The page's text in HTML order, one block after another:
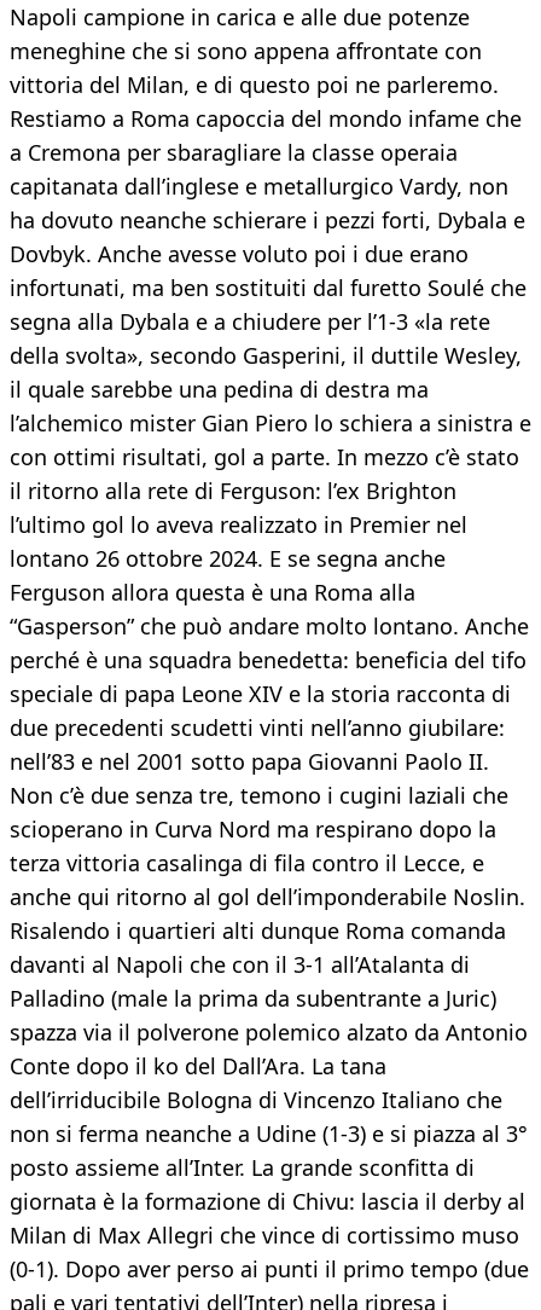
Napoli campione in carica e alle due potenze
meneghine che si sono appena affrontate con
vittoria del Milan, e di questo poi ne parleremo.
Restiamo a Roma capoccia del mondo infame che
a Cremona per sbaragliare la classe operaia
capitanata dall’inglese e metallurgico Vardy, non
ha dovuto neanche schierare i pezzi forti, Dybala e
Dovbyk. Anche avesse voluto poi i due erano
infortunati, ma ben sostituiti dal furetto Soulé che
segna alla Dybala e a chiudere per l’1-3 «la rete
della svolta», secondo Gasperini, il duttile Wesley,
il quale sarebbe una pedina di destra ma
l’alchemico mister Gian Piero lo schiera a sinistra e
con ottimi risultati, gol a parte. In mezzo c’è stato
il ritorno alla rete di Ferguson: l’ex Brighton
l’ultimo gol lo aveva realizzato in Premier nel
lontano 26 ottobre 2024. E se segna anche
Ferguson allora questa è una Roma alla
“Gasperson” che può andare molto lontano. Anche
perché è una squadra benedetta: beneficia del tifo
speciale di papa Leone XIV e la storia racconta di
due precedenti scudetti vinti nell’anno giubilare:
nell’83 e nel 2001 sotto papa Giovanni Paolo II.
Non c’è due senza tre, temono i cugini laziali che
scioperano in Curva Nord ma respirano dopo la
terza vittoria casalinga di fila contro il Lecce, e
anche qui ritorno al gol dell’imponderabile Noslin.
Risalendo i quartieri alti dunque Roma comanda
davanti al Napoli che con il 3-1 all’Atalanta di
Palladino (male la prima da subentrante a Juric)
spazza via il polverone polemico alzato da Antonio
Conte dopo il ko del Dall’Ara. La tana
dell’irriducibile Bologna di Vincenzo Italiano che
non si ferma neanche a Udine (1-3) e si piazza al 3°
posto assieme all’Inter. La grande sconfitta di
giornata è la formazione di Chivu: lascia il derby al
Milan di Max Allegri che vince di cortissimo muso
(0-1). Dopo aver perso ai punti il primo tempo (due
pali e vari tentativi dell’Inter) nella ripresa i